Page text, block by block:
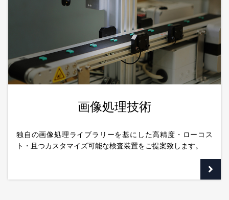
画像処理技術
独自の画像処理ライブラリーを基にした高精度・ローコス
ト・且つカスタマイズ可能な検査装置をご提案致します。